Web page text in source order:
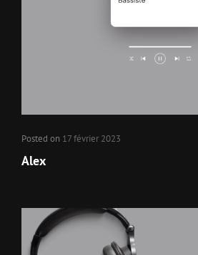
Posted on 17 février 2023
Alex